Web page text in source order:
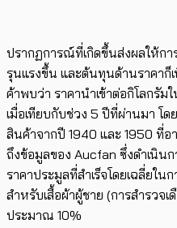
ปรากฏการณ์ที่เกิดขึ้นส่งผลให้ก
รุนแรงขึ้น และต้นทุนด้านราคาก็
ค้าพบว่า ราคานำเข้าต่อกิโลกรั
เมื่อเทียบกับช่วง 5 ปีที่ผ่านมา โด
สินค้าจากปี 1940 และ 1950 ที่อ
ถึงข้อมูลของ Aucfan ซึ่งดำเนินก
ราคาประมูลที่สำเร็จโดยเฉลี่ยใ
สำหรับเสื้อผ้าผู้ชาย (การสำรวจ
ประมาณ 10%